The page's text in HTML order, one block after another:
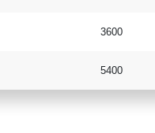
3600
5400